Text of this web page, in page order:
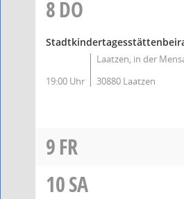
8DO
19:00 Uhr
Laatzen, in der
30880 Laatzen
9FR
10SA